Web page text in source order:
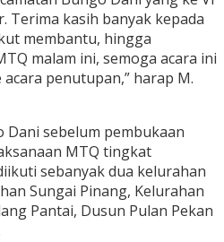
Terima kasih banyak kepada
membantu, hingga
malam ini, semoga acara ini
penutupan,” harap M.
Dani sebelum pembukaan
MTQ tingkat
sebanyak dua kelurahan
Sungai Pinang, Kelurahan
Pantai, Dusun Pulan Pekan